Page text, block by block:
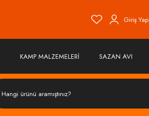
Giriş Yap
KAMP MALZEMELERİ SAZAN AVI